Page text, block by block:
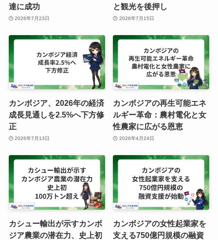
達に成功
2026年7月23日
と観光を後押し
2026年7月15日
カンボジア、2026年の経済
成長見通しを2.5%へ下方修
正
2026年7月13日
カンボジアの再生可能エネ
ルギー革命：農村電化と女
性農家に広がる恩恵
2026年4月24日
カシュー輸出が示すカンボ
ジア農業の潜在力、史上初
カンボジアの女性起業家を
支える750億円規模の融資